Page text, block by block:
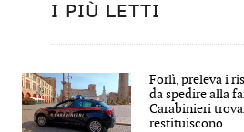
I PIÙ LETTI
Forlì, preleva i
da spedire alla
Carabinieri
restituiscono